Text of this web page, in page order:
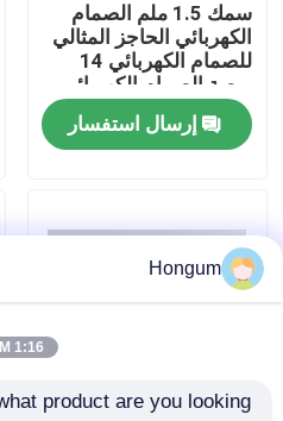
مراقبة الجودة
أخبار
اطلب اقتباس
الأختام المطاطية الغشائية
صمام غشاء مطاطي
سمك 1.5 ملم الصمام
الكهربائي الحاجز المثالي
للصمام الكهربائي 14
بوصة الصمام الكهربائي
المباشر التصرف الطيار
تشغيل نوع الصمام
الاستخدام
إرسال استفسار
Hongum
1:16 PM
product are you looking